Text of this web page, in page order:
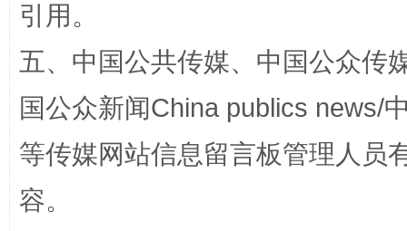
引用。
五、中国公共传媒、中国公众传
国公众新闻China publics news/
等传媒网站信息留言板管理人员
容。